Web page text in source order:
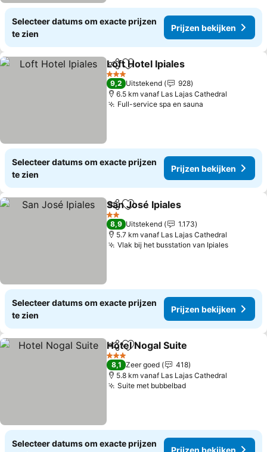
Selecteer datums om exacte prijzen
te zien
Prijzen bekijken
DelenToevoegen aan favorieten
Loft Hotel Ipiales
3 Sterren
9,2 Uitstekend
928
6.5 km vanaf Las Lajas Cathedral
Full-service spa en sauna
Selecteer datums om exacte prijzen
te zien
Prijzen bekijken
DelenToevoegen aan favorieten
San José Ipiales
2 Sterren
8,9 Uitstekend
1.173
5.7 km vanaf Las Lajas Cathedral
Vlak bij het busstation van Ipiales
Selecteer datums om exacte prijzen
te zien
Prijzen bekijken
DelenToevoegen aan favorieten
Hotel Nogal Suite
3 Sterren
8,1 Zeer goed
418
5.8 km vanaf Las Lajas Cathedral
Suite met bubbelbad
Selecteer datums om exacte prijzen
Prijzen bekijken